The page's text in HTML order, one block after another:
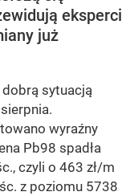
eksperci
już
sytuacją
wyraźny
Pb98 spadła
czyli o 463 zł/m
z poziomu 5738